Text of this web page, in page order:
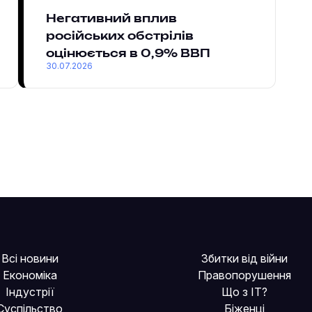
Негативний вплив
російських обстрілів
оцінюється в 0,9% ВВП
30.07.2026
Всі новини
Економіка
Індустрії
Збитки від війни
Правопорушення
Що з IT?
Біженці